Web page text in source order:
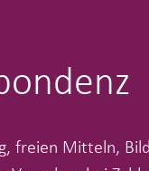
freien Mitteln,